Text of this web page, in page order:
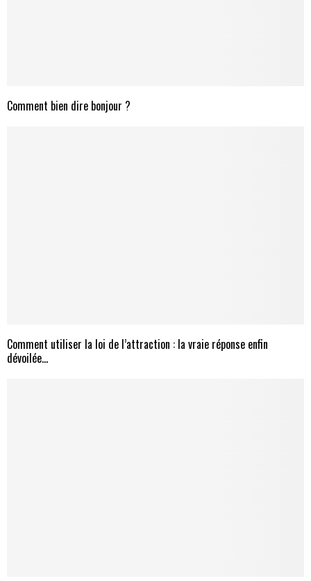
Comment bien dire bonjour ?
Comment utiliser la loi de l’attraction : la vraie réponse enfin
dévoilée…